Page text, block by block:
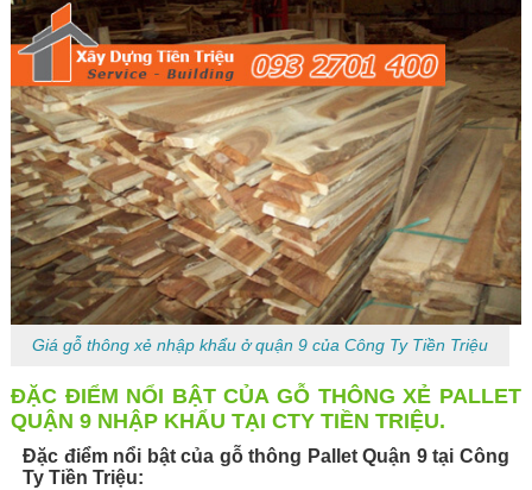
Giá gỗ thông xẻ nhập khẩu ở quận 9 của Công Ty Tiền Triệu
ĐẶC ĐIỂM NỔI BẬT CỦA GỖ THÔNG XẺ PALLET
QUẬN 9 NHẬP KHẨU TẠI CTY TIỀN TRIỆU.
Đặc điểm nổi bật của gỗ thông Pallet Quận 9 tại Công
Ty Tiền Triệu: